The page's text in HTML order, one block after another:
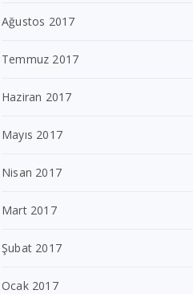
Ağustos 2017
Temmuz 2017
Haziran 2017
Mayıs 2017
Nisan 2017
Mart 2017
Şubat 2017
Ocak 2017